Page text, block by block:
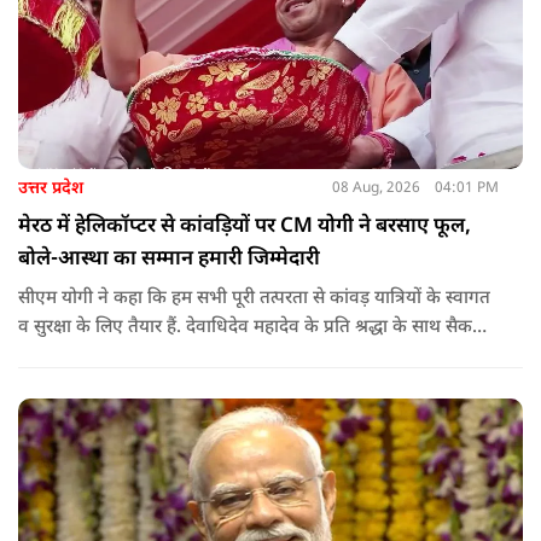
उत्तर प्रदेश 08 Aug, 2026 04:01 PM
मेरठ में हेलिकॉप्टर से कांवड़ियों पर CM योगी ने बरसाए फूल,
बोले-आस्था का सम्मान हमारी जिम्मेदारी
सीएम योगी ने कहा कि हम सभी पूरी तत्परता से कांवड़ यात्रियों के स्वागत
व सुरक्षा के लिए तैयार हैं. देवाधिदेव महादेव के प्रति श्रद्धा के साथ सैकड़ों
पात, क्षेत्र व प्रांत की सीमाओं से ऊपर उठकर उनकी हर श्वांस शिव के नाम
है.